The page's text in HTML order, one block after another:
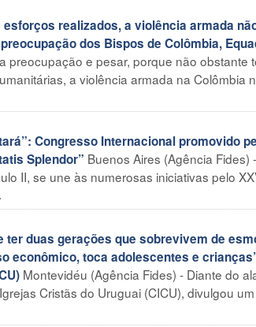
esforços realizados, a violência armada
dos Bispos de Colômbia,
preocupação e pesar, porque não obstante
a violência armada na Colômbia
Congresso Internacional promovido
Splendor” Buenos Aires (Agência Fides)
II, se une às numerosas iniciativas pelo
ter duas gerações que sobrevivem de
econômico, toca adolescentes e
Montevidéu (Agência Fides) - Diante do
Cristãs do Uruguai (CICU), divulgou